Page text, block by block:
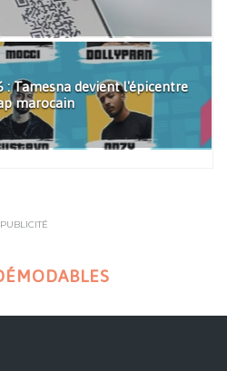
: Tamesna devient l'épicentre
marocain
PUBLICITÉ